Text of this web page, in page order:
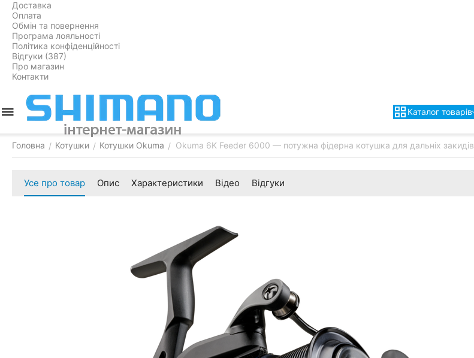
Доставка
Оплата
Обмін та повернення
Програма лояльності
Політика конфіденційності
Відгуки (387)
Про магазин
Контакти
Каталог товарiв
Головна / Котушки / Котушки Okuma / Okuma 6K Feeder 6000 — потужна фідерна котушка для дальніх закидів
Усе про товар Опис Характеристики Відео Відгуки